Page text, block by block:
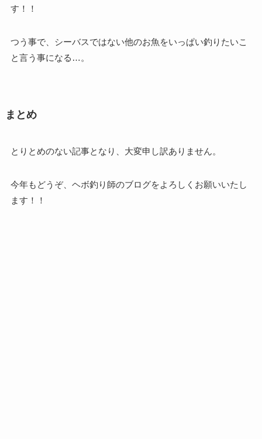
す！！
つう事で、シーバスではない他のお魚をいっぱい釣りたいこ
と言う事になる…。
まとめ
とりとめのない記事となり、大変申し訳ありません。
今年もどうぞ、ヘボ釣り師のブログをよろしくお願いいたし
ます！！